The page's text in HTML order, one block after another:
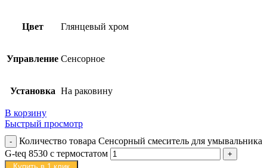
Цвет Глянцевый хром
Управление Сенсорное
Установка На раковину
В корзину
Быстрый просмотр
Количество товара Сенсорный смеситель для умывальника
G-teq 8530 с термостатом